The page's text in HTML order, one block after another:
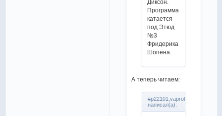
Диксон.
Программа
катается
под Этюд
№3
Фридерика
Шопена.
А теперь читаем:
#p22101,vaprol
написал(а):